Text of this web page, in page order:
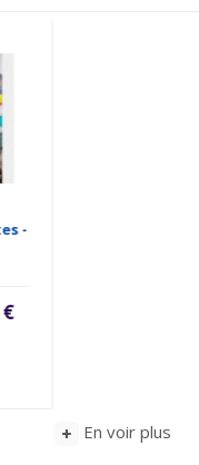
Publicitaire
MILKA
demande
En voir plus